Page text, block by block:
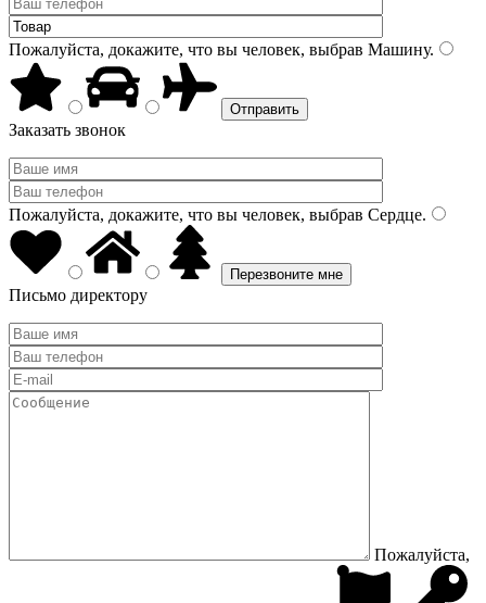
Пожалуйста, докажите, что вы человек, выбрав Машину.
Заказать звонок
Пожалуйста, докажите, что вы человек, выбрав Сердце.
Письмо директору
Пожалуйста,